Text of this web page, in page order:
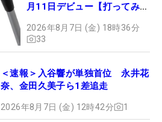
月11日デビュー【打ってみ
2026年8月7日 (金) 18時36分
33
＜速報＞入谷響が単独首位 永井花
奈、金田久美子ら1差追走
2026年8月7日 (金) 12時42分 1